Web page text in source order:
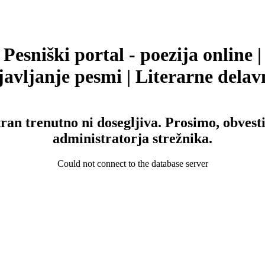
Pesniški portal - poezija online |
pesmi | Literarne
trenutno ni dosegljiva. Prosimo,
administratorja strežnika.
Could not connect to the database server